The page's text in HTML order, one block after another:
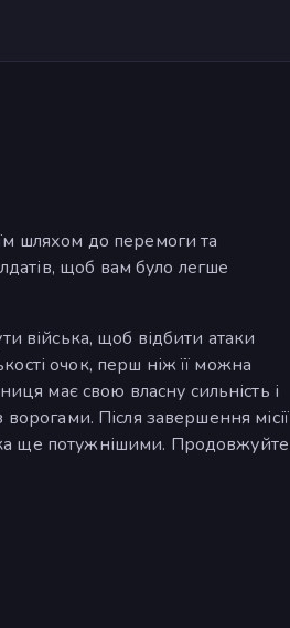
шляхом до перемоги та
щоб вам було легше
війська, щоб відбити атаки
очок, перш ніж її можна
має свою власну сильність і
Після завершення місії
ще потужнішими. Продовжуйте